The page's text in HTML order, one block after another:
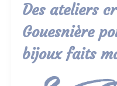
Des ateliers
Gouesnière
bijoux faits